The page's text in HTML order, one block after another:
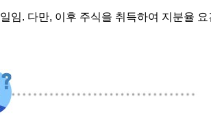
임. 다만, 이후 주식을 취득하여 지분율 요